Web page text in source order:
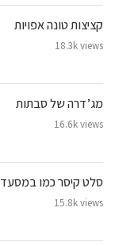
קציצות טונה אפויות
18.3k views
מג’דרה של סבתות
16.6k views
סלט קיסר כמו
15.8k views